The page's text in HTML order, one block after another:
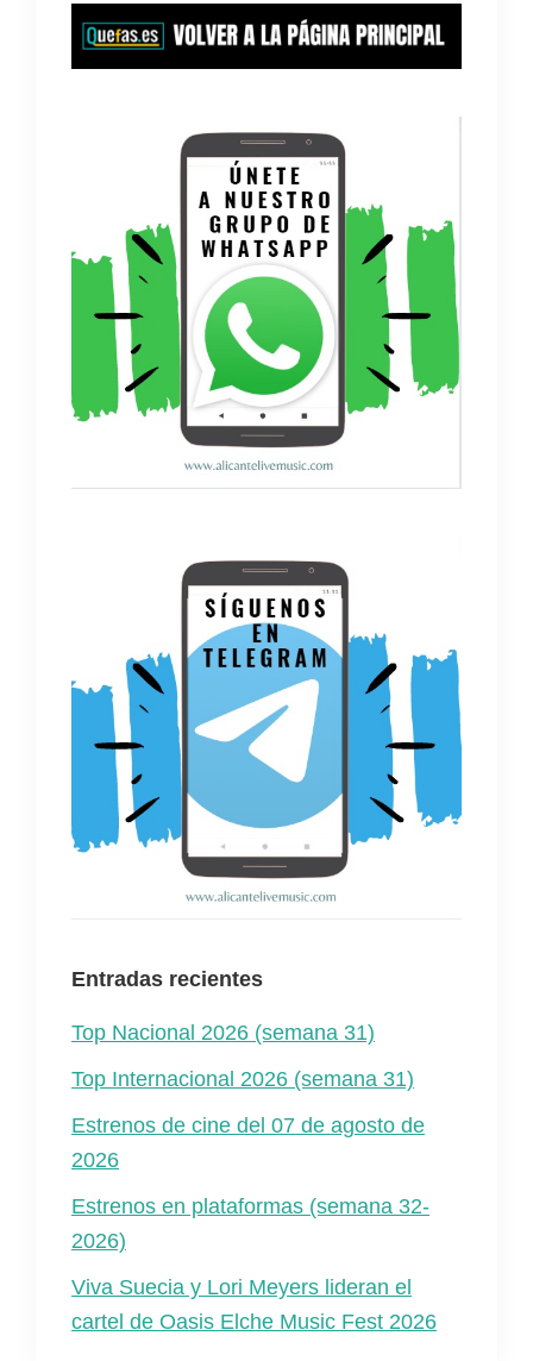
Entradas recientes
Top Nacional 2026 (semana 31)
Top Internacional 2026 (semana 31)
Estrenos de cine del 07 de agosto de
2026
Estrenos en plataformas (semana 32-
2026)
Viva Suecia y Lori Meyers lideran el
cartel de Oasis Elche Music Fest 2026